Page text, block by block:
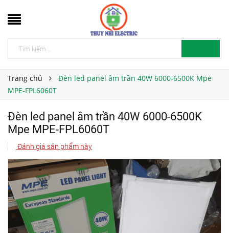
Trang chủ
Đèn led panel âm trần 40W 6000-6500K Mpe
MPE-FPL6060T
Đèn led panel âm trần 40W 6000-6500K
Mpe MPE-FPL6060T
Đánh giá sản phẩm này